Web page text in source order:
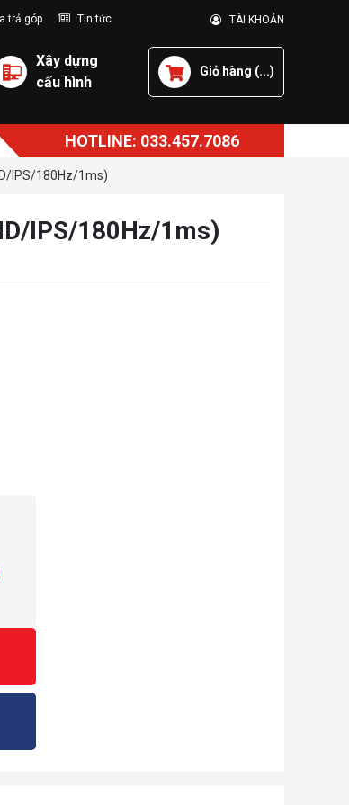
trả góp Tin tức TÀI KHOẢN
Xây dựng
cấu hình
Giỏ hàng (...)
HOTLINE: 033.457.7086
IPS/180Hz/1ms)
IPS/180Hz/1ms)